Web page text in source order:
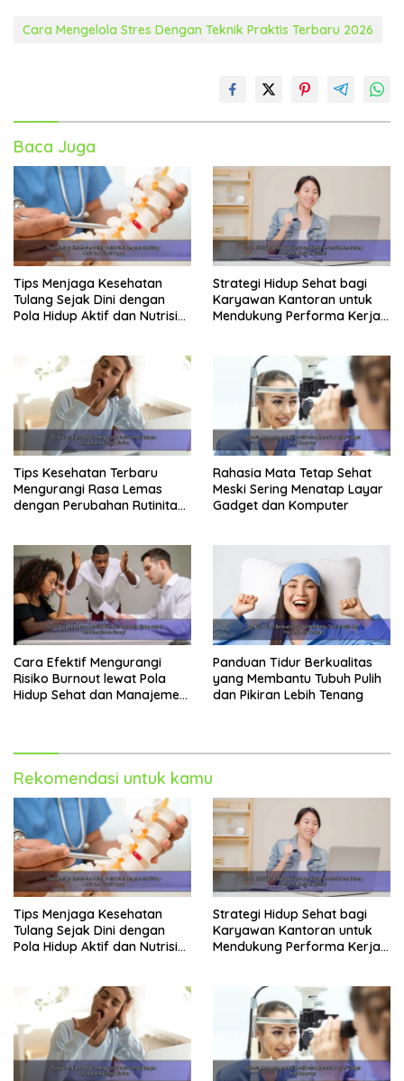
Cara Mengelola Stres Dengan Teknik Praktis Terbaru 2026
Baca Juga
Tips Menjaga Kesehatan
Tulang Sejak Dini dengan
Pola Hidup Aktif dan Nutrisi
Strategi Hidup Sehat bagi
Karyawan Kantoran untuk
Mendukung Performa Kerja
Tips Kesehatan Terbaru
Mengurangi Rasa Lemas
dengan Perubahan Rutinitas
Rahasia Mata Tetap Sehat
Meski Sering Menatap Layar
Gadget dan Komputer
Cara Efektif Mengurangi
Risiko Burnout lewat Pola
Hidup Sehat dan Manajemen
Panduan Tidur Berkualitas
yang Membantu Tubuh Pulih
dan Pikiran Lebih Tenang
Rekomendasi untuk kamu
Tips Menjaga Kesehatan
Tulang Sejak Dini dengan
Pola Hidup Aktif dan Nutrisi
Strategi Hidup Sehat bagi
Karyawan Kantoran untuk
Mendukung Performa Kerja